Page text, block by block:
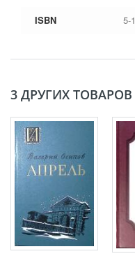
ISBN 5-
3 ДРУГИХ